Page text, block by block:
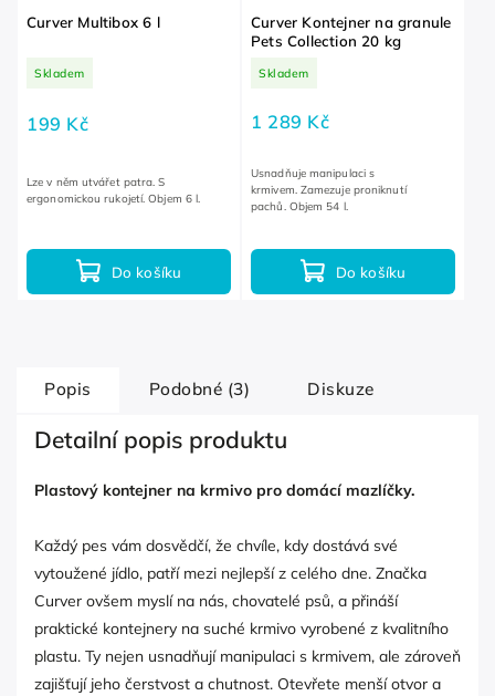
Curver Multibox 6 l
Skladem
199 Kč
Do košíku
Lze v něm utvářet patra. S
ergonomickou rukojetí. Objem 6 l.
Curver Kontejner na granule
Pets Collection 20 kg
Skladem
1 289 Kč
Do košíku
Usnadňuje manipulaci s
krmivem. Zamezuje proniknutí
pachů. Objem 54 l.
Popis Podobné (3) Diskuze
Detailní popis produktu
Plastový kontejner na krmivo pro domácí mazlíčky.
Každý pes vám dosvědčí, že chvíle, kdy dostává své
vytoužené jídlo, patří mezi nejlepší z celého dne. Značka
Curver ovšem myslí na nás, chovatelé psů, a přináší
praktické kontejnery na suché krmivo vyrobené z kvalitního
plastu. Ty nejen usnadňují manipulaci s krmivem, ale zároveň
zajišťují jeho čerstvost a chutnost. Otevřete menší otvor a